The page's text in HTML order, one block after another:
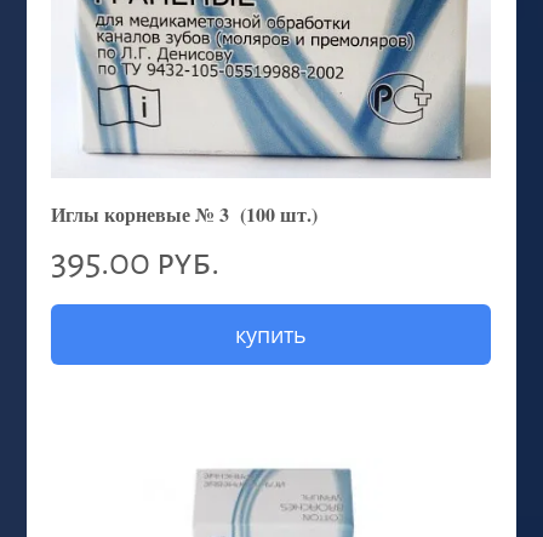
Иглы корневые № 3 (100 шт.)
395.00 руб.
купить